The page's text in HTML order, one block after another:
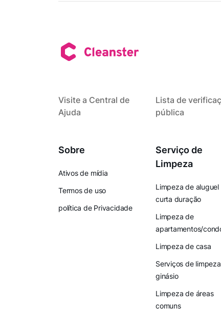
Visite a Central de
Ajuda
Lista de
pública
Sobre
Ativos de mídia
Termos de uso
política de Privacidade
Serviço de
Limpeza
Limpeza de aluguel
curta duração
Limpeza de
apartamentos/
Limpeza de casa
Serviços de
ginásio
Limpeza de áreas
comuns